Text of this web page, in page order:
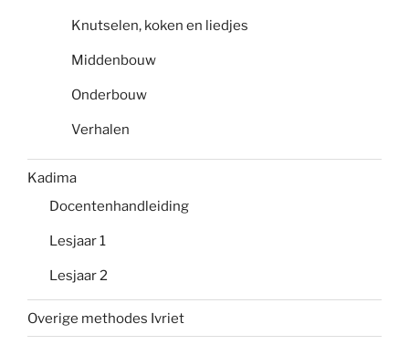
Knutselen, koken en liedjes
Middenbouw
Onderbouw
Verhalen
Kadima
Docentenhandleiding
Lesjaar 1
Lesjaar 2
Overige methodes Ivriet